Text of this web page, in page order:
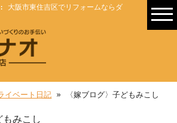
大阪市東住吉区でリフォームならダ
イベート日記 » 〈嫁ブログ〉子どもみこし
もみこし